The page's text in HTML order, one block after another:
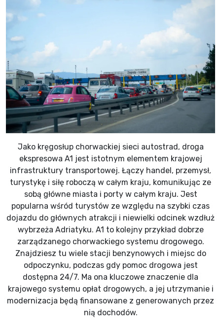
Jako kręgosłup chorwackiej sieci autostrad, droga
ekspresowa A1 jest istotnym elementem krajowej
infrastruktury transportowej. Łączy handel, przemysł,
turystykę i siłę roboczą w całym kraju, komunikując ze
sobą główne miasta i porty w całym kraju. Jest
popularna wśród turystów ze względu na szybki czas
dojazdu do głównych atrakcji i niewielki odcinek wzdłuż
wybrzeża Adriatyku. A1 to kolejny przykład dobrze
zarządzanego chorwackiego systemu drogowego.
Znajdziesz tu wiele stacji benzynowych i miejsc do
odpoczynku, podczas gdy pomoc drogowa jest
dostępna 24/7. Ma ona kluczowe znaczenie dla
krajowego systemu opłat drogowych, a jej utrzymanie i
modernizacja będą finansowane z generowanych przez
nią dochodów.